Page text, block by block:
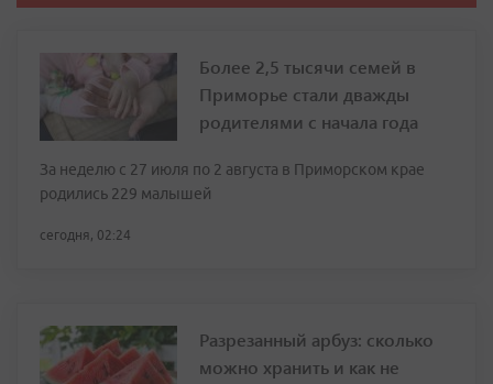
Более 2,5 тысячи семей в
Приморье стали дважды
родителями с начала года
За неделю с 27 июля по 2 августа в Приморском крае
родились 229 малышей
сегодня, 02:24
Разрезанный арбуз: сколько
можно хранить и как не